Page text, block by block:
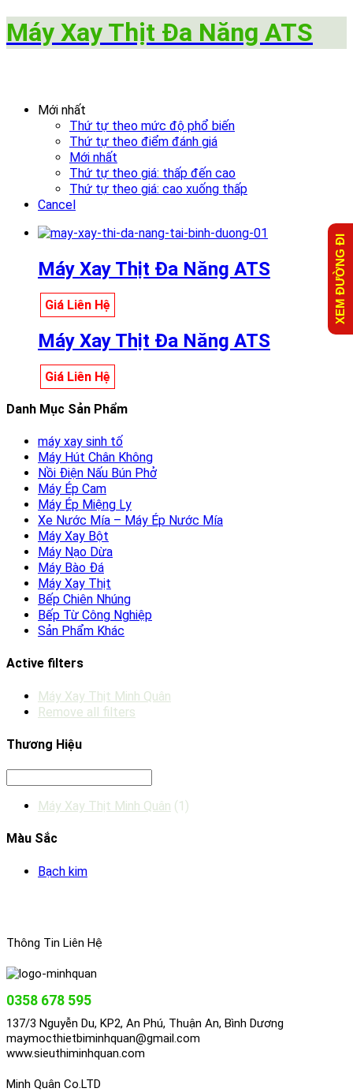
Máy Xay Thịt Đa Năng ATS
Mới nhất
Thứ tự theo mức độ phổ biến
Thứ tự theo điểm đánh giá
Mới nhất
Thứ tự theo giá: thấp đến cao
Thứ tự theo giá: cao xuống thấp
Cancel
Máy Xay Thịt Đa Năng ATS
Giá Liên Hệ
Máy Xay Thịt Đa Năng ATS
Giá Liên Hệ
Danh Mục Sản Phẩm
máy xay sinh tố
Máy Hút Chân Không
Nồi Điện Nấu Bún Phở
Máy Ép Cam
Máy Ép Miệng Ly
Xe Nước Mía – Máy Ép Nước Mía
Máy Xay Bột
Máy Nạo Dừa
Máy Bào Đá
Máy Xay Thịt
Bếp Chiên Nhúng
Bếp Từ Công Nghiệp
Sản Phẩm Khác
Active filters
Máy Xay Thịt Minh Quân
Remove all filters
Thương Hiệu
Máy Xay Thịt Minh Quân (1)
Màu Sắc
Bạch kim
Thông Tin Liên Hệ
0358 678 595
137/3 Nguyễn Du, KP2, An Phú, Thuận An, Bình Dương
maymocthietbiminhquan@gmail.com
www.sieuthiminhquan.com
Minh Quân Co.LTD
XEM ĐƯỜNG ĐI